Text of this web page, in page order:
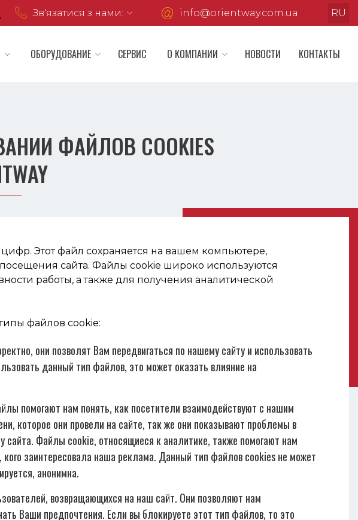
Зв'язатися з нами: info@orientway.com.ua
 RU
ОБОРУДОВАНИЕ СЕРВИС О КОМПАНИИ НОВОСТИ КОНТАКТЫ
ФАЙЛОВ COOKIES
Этот файл сохраняется на вашем компьютере,
сайта. Файлы cookie широко используются
работы, а также для получения аналитической
файлов cookie:
они позволят Вам передвигаться по нашему сайту и использовать
данный тип файлов, это может оказать влияние на
помогают нам понять, как посетители взаимодействуют с нашим
которое они провели на сайте, так же они показывают проблемы в
сайта. Файлы cookie, относящиеся к аналитике, также помогают нам
заинтересовала наша реклама. Данный тип файлов cookies не может
анонимна.
возвращающихся на наш сайт. Они позволяют нам
Ваши предпочтения. Если вы блокируете этот тип файлов, то это